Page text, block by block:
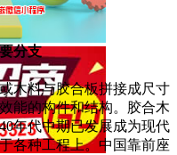
分支
木料与胶合板拼接成尺寸
效能的构件和结构。胶合木
年代中期已发展成为现代
各种工程上。中国靠前座